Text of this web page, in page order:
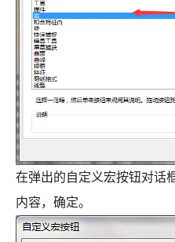
在弹出的自定义宏按钮对话
内容，确定。